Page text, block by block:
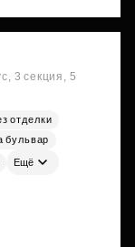
3 секция, 5
отделки
бульвар
Ещё